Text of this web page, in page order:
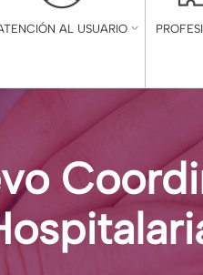
AL USUARIO